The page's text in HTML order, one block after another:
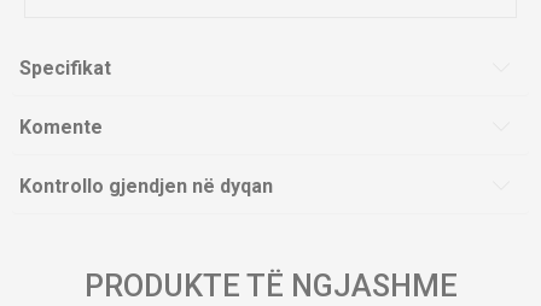
Specifikat
Komente
Kontrollo gjendjen në dyqan
PRODUKTE TË NGJASHME